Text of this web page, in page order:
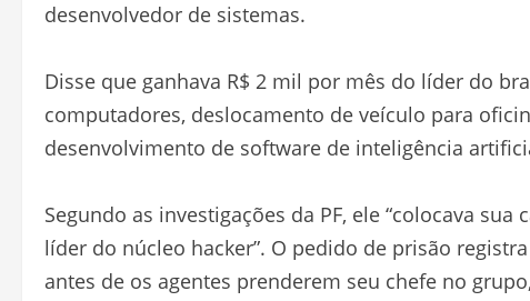
desenvolvedor de sistemas.
Disse que ganhava R$ 2 mil por mês do líder do
computadores, deslocamento de veículo para
desenvolvimento de software de inteligência
Segundo as investigações da PF, ele “colocava
líder do núcleo hacker”. O pedido de prisão
antes de os agentes prenderem seu chefe no